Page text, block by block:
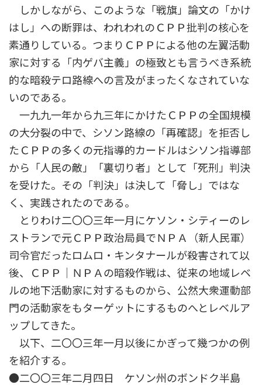
しかしながら、このような「戦旗」論文の「かけ
はし」への断罪は、われわれのＣＰＰ批判の核心を
素通りしている。つまりＣＰＰによる他の左翼活動
家に対する「内ゲバ主義」の極致とも言うべき系統
的な暗殺テロ路線への言及がまったくなされていな
いのである。
一九九一年から九三年にかけたＣＰＰの全国規模
の大分裂の中で、シソン路線の「再確認」を拒否し
たＣＰＰの多くの元指導的カードルはシソン指導部
から「人民の敵」「裏切り者」として「死刑」判決
を受けた。その「判決」は決して「脅し」ではな
く、実践されたのである。
とりわけ二〇〇三年一月にケソン・シティーのレ
ストランで元ＣＰＰ政治局員でＮＰＡ（新人民軍）
司令官だったロムロ・キンタナールが殺害されて以
後、ＣＰＰ│ＮＰＡの暗殺作戦は、従来の地域レベ
ルの地下活動家に対するものから、公然大衆運動部
門の活動家をもターゲットにするものへとレベルア
ップしてきた。
以下、二〇〇三年一月以後にかぎって幾つかの例
を紹介する。
●二〇〇三年二月四日 ケソン州のボンドク半島